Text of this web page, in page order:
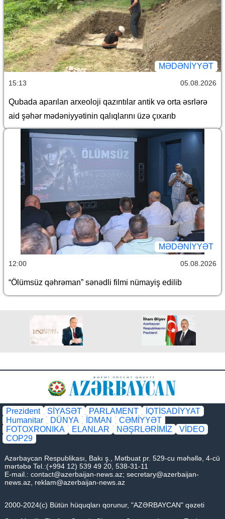
MƏDƏNIYYƏT
15:13 05.08.2026
Qubada aparılan arxeoloji qazıntılar antik və orta əsrlərə
aid şəhər mədəniyyətinin qalıqlarını üzə çıxarıb
MƏDƏNIYYƏT
12:00 05.08.2026
“Ölümsüz qəhrəman” sənədli filmi nümayiş edilib
Prezident SİYASƏT PARLAMENT
İQTİSADİYYAT
Humanitar
DÜNYA İDMAN
CƏMİYYƏT
FOTOXRONIKA
ELANLAR NƏŞRLƏRİMİZ
VİDEO
COP29
Azərbaycan Respublikası, Bakı ş., Mətbuat pr. 529-cu məhəllə, 4-cü
mərtəbə Tel.:(+994 12) 539 49 20, 538-31-11
E-mail.: contact@azerbaijan-news.az; secretary@azerbaijan-
news.az, reklam@azerbaijan-news.az
2000-2024(c) Bütün hüquqları qorunur, "AZƏRBAYCAN" qəzeti